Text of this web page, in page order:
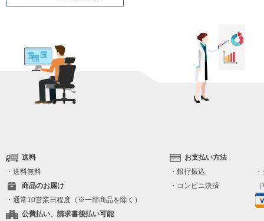
送料
・送料無料
商品のお届け
・通常10営業日程度（※一部商品を除く）
公費払い、請求書後払い可能
お支払い方法
・銀行振込
・コンビニ決済